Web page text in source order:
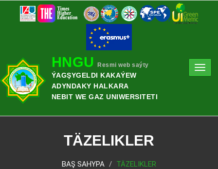
HNGU Resmi web saýty
ÝAGŞYGELDI KAKAÝEW
ADYNDAKY HALKARA
NEBIT WE GAZ UNIWERSITETI
TÄZELIKLER
BAŞ SAHYPA TÄZELIKLER